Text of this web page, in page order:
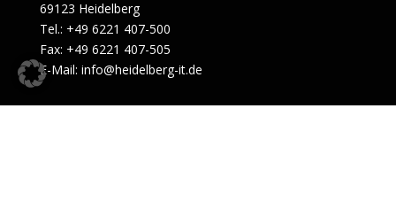
69123 Heidelberg
Tel.: +49 6221 407-500
Fax: +49 6221 407-505
E-Mail: info@heidelberg-it.de
Umsatzsteuer-Identifikationsnummer: DE 258372457